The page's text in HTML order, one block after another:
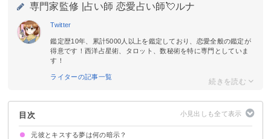
専門家監修 | 占い師 恋愛占い師💘ルナ
Twitter
鑑定歴10年、累計5000人以上を鑑定しており、恋愛全般の鑑定が
得意です！西洋占星術、タロット、数秘術を特に専門としていま
す！
ライターの記事一覧
目次
元彼とキスする夢は何の暗示？